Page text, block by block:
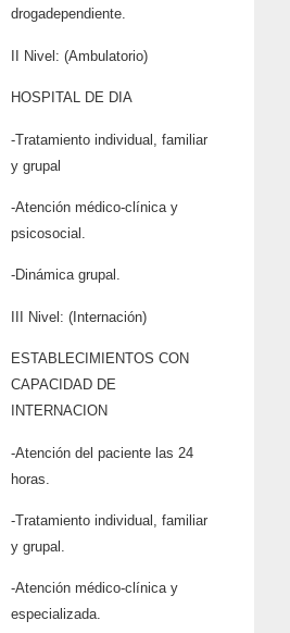
drogadependiente.
II Nivel: (Ambulatorio)
HOSPITAL DE DIA
-Tratamiento individual, familiar
y grupal
-Atención médico-clínica y
psicosocial.
-Dinámica grupal.
III Nivel: (Internación)
ESTABLECIMIENTOS CON
CAPACIDAD DE
INTERNACION
-Atención del paciente las 24
horas.
-Tratamiento individual, familiar
y grupal.
-Atención médico-clínica y
especializada.